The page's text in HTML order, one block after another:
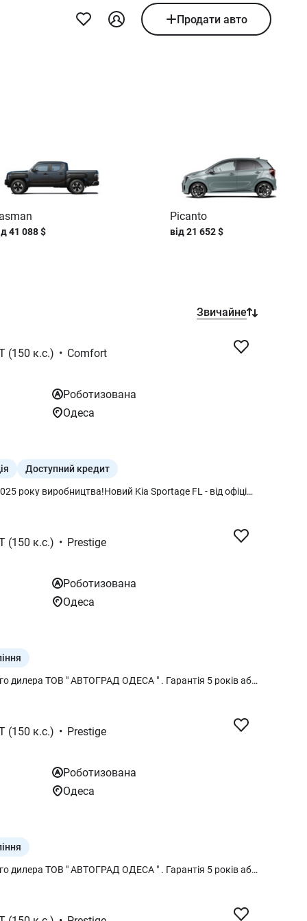
Продати авто
41 088$
Picanto
від21 652$
Звичайне
(150 к.с.) • Comfort
Роботизована
Одеса
Доступний кредит
Акційна пропозиція на автомобілі 2025 року виробництва!Новий Kia Sportage FL - від офіційного дилера ТОВ " АВТОГРАД ОДЕСА " . Гарантія 5 років або 150 тис. км. Програма Трейд-ІН – обмін Вашого автомобіля на новий. Кредит від0,0% на 7 роки, лізинг. Сучасний кросовер із виразним дизайном, передовими технологіями та комфортом преміумкласу. Ідеальний для міста й подорожей. Передові технології, преміальний комфорт і комплекс безпеки в новому Kia Sportage. Сучасний дизайн, передові системи безпеки, цифрова панель приладів, сенсорна мультимедіа з Apple CarPlay та Android Auto, підігрів керма і сидінь, адаптивний круїз-контроль та бездротова зарядка смартфонів — усе для комфортної та безпечної їзди.
(150 к.с.) • Prestige
Роботизована
Одеса
Новий Kia Sportage FL - від офіційного дилера ТОВ " АВТОГРАД ОДЕСА " . Гарантія 5 років або 150 тис. км. Програма Трейд-ІН – обмін Вашого автомобіля на новий. Кредит від0,0% на 7 роки, лізинг. Гнучки умови покупки та вигідні пропозиції . Сучасний кросовер із виразним дизайном, передовими технологіями та комфортом преміумкласу. Ідеальний для міста й подорожей. Передові технології, преміальний комфорт і комплекс безпеки в новому Kia Sportage. Сучасний дизайн, передові системи безпеки, цифрова панель приладів, сенсорна мультимедіа з Apple CarPlay та Android Auto, підігрів керма і сидінь, адаптивний круїз-контроль та бездротова зарядка смартфонів — усе для комфортної та безпечної їзди.
(150 к.с.) • Prestige
Роботизована
Одеса
Новий Kia Sportage FL - від офіційного дилера ТОВ " АВТОГРАД ОДЕСА " . Гарантія 5 років або 150 тис. км. Програма Трейд-ІН – обмін Вашого автомобіля на новий. Кредит від0,0% на 7 роки, лізинг. Гнучки умови покупки та вигідні пропозиції . Сучасний кросовер із виразним дизайном, передовими технологіями та комфортом преміумкласу. Ідеальний для міста й подорожей. Передові технології, преміальний комфорт і комплекс безпеки в новому Kia Sportage. Сучасний дизайн, передові системи безпеки, цифрова панель приладів, сенсорна мультимедіа з Apple CarPlay та Android Auto, підігрів керма і сидінь, адаптивний круїз-контроль та бездротова зарядка смартфонів — усе для комфортної та безпечної їзди.